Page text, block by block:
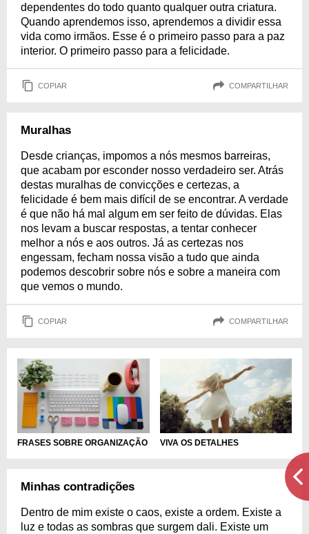
dependentes do todo quanto qualquer outra criatura.
Quando aprendemos isso, aprendemos a dividir essa
vida como irmãos. Esse é o primeiro passo para a paz
interior. O primeiro passo para a felicidade.
COPIAR COMPARTILHAR
Muralhas
Desde crianças, impomos a nós mesmos barreiras,
que acabam por esconder nosso verdadeiro ser. Atrás
destas muralhas de convicções e certezas, a
felicidade é bem mais difícil de se encontrar. A verdade
é que não há mal algum em ser feito de dúvidas. Elas
nos levam a buscar respostas, a tentar conhecer
melhor a nós e aos outros. Já as certezas nos
engessam, fecham nossa visão a tudo que ainda
podemos descobrir sobre nós e sobre a maneira com
que vemos o mundo.
COPIAR COMPARTILHAR
FRASES SOBRE ORGANIZAÇÃO VIVA OS DETALHES
Minhas contradições
Dentro de mim existe o caos, existe a ordem. Existe a
luz e todas as sombras que surgem dali. Existe um